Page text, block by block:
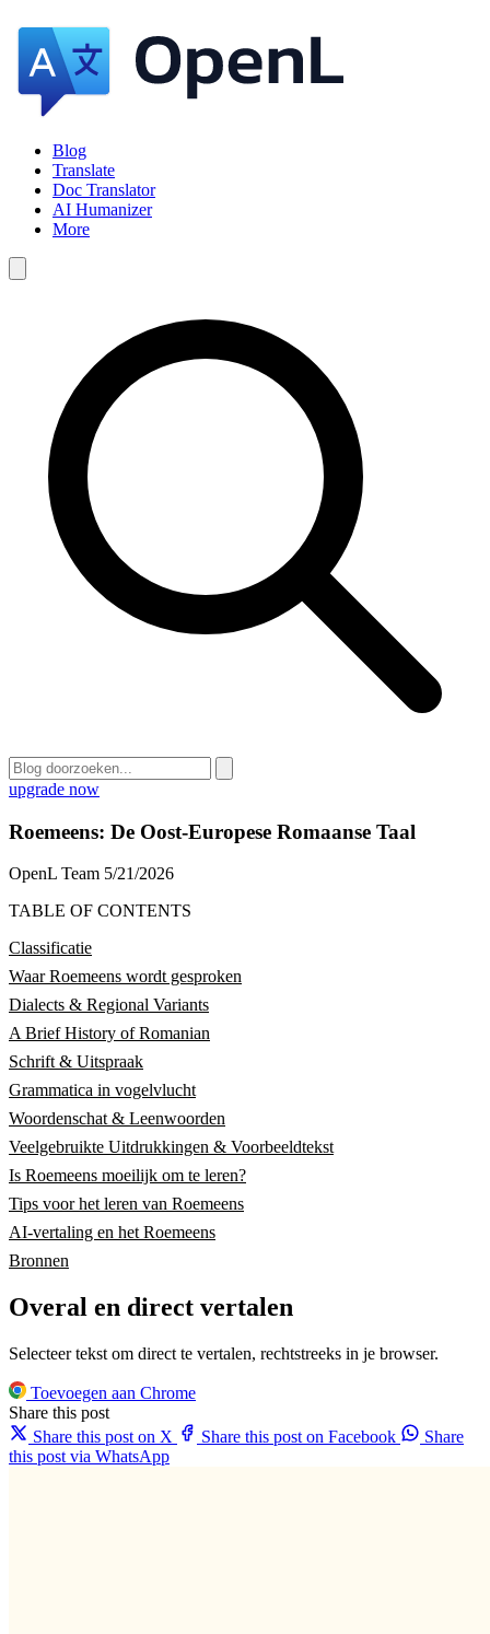
Blog
Translate
Doc Translator
AI Humanizer
More
upgrade now
Roemeens: De Oost-Europese Romaanse Taal
OpenL Team 5/21/2026
TABLE OF CONTENTS
Classificatie
Waar Roemeens wordt gesproken
Dialects & Regional Variants
A Brief History of Romanian
Schrift & Uitspraak
Grammatica in vogelvlucht
Woordenschat & Leenwoorden
Veelgebruikte Uitdrukkingen & Voorbeeldtekst
Is Roemeens moeilijk om te leren?
Tips voor het leren van Roemeens
AI-vertaling en het Roemeens
Bronnen
Overal en direct vertalen
Selecteer tekst om direct te vertalen, rechtstreeks in je browser.
Toevoegen aan Chrome
Share this post
Share this post on X
Share this post on Facebook
Share
this post via WhatsApp